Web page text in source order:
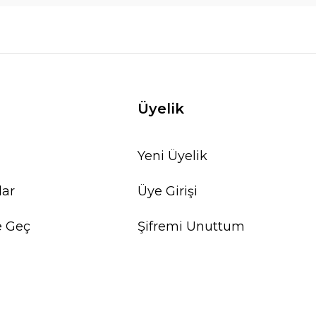
Geç
Üyelik
Yeni Üyelik
Üye Girişi
Şifremi Unuttum